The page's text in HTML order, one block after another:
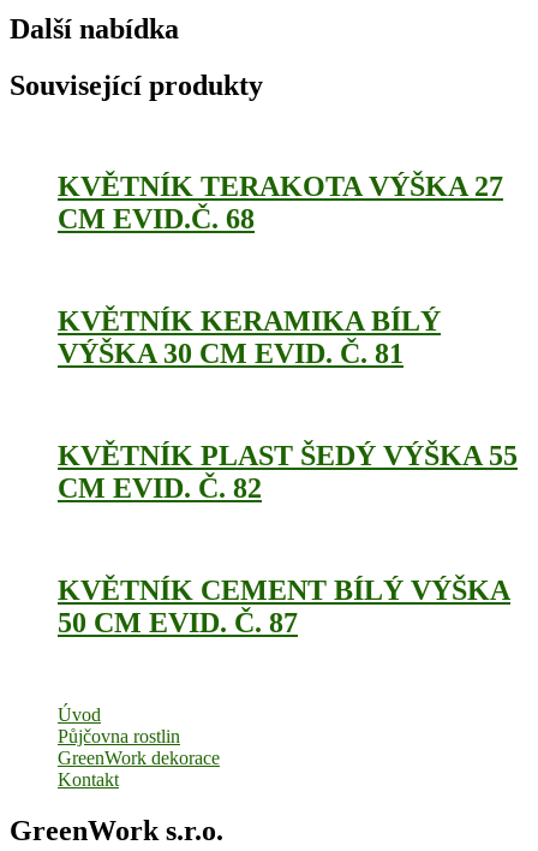
Další nabídka
Související produkty
KVĚTNÍK TERAKOTA VÝŠKA 27
CM EVID.Č. 68
KVĚTNÍK KERAMIKA BÍLÝ
VÝŠKA 30 CM EVID. Č. 81
KVĚTNÍK PLAST ŠEDÝ VÝŠKA 55
CM EVID. Č. 82
KVĚTNÍK CEMENT BÍLÝ VÝŠKA
50 CM EVID. Č. 87
Úvod
Půjčovna rostlin
GreenWork dekorace
Kontakt
GreenWork s.r.o.